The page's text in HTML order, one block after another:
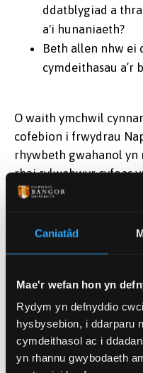
Caniatâd
Mae'r wefan hon yn
Rydym yn defnyddio
hysbysebion, i ddarparu
cymdeithasol ac i
yn rhannu gwybodaeth
ddatblygiad a
a'i hunaniaeth?
Beth allen nhw ei
cymdeithasau a’r
O waith ymchwil
cofebion i frwydrau
rhywbeth gwahanol yn
rhai sylwebwyr cyfoes
yn anarferol. Hefyd,
wrth i gymdeithasau
arwyddocâd arbennig,
genedlaethol neu
a'u hadeiladwyr byth
yn ganolbwynt ar gyfer
gweithredoedd o